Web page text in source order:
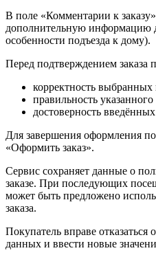
В поле «Комментарии к
дополнительную информацию
особенности подъезда к дому).
Перед подтверждением заказа
корректность выбранных
правильность
достоверность
Для завершения оформления
«Оформить заказ».
Сервис сохраняет данные о
заказе. При последующих
может быть предложено
заказа.
Покупатель вправе
данных и ввести новые